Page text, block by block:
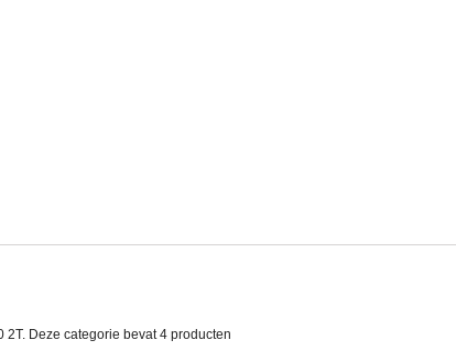
2T. Deze categorie bevat4 producten